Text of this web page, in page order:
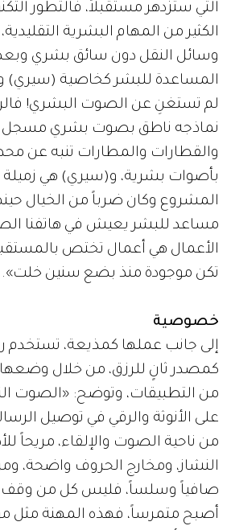
التي ستزدهر مستقبلاً، فالتطور
الكثير من المهام البشرية
وسائل النقل دون سائق بشري
المساعدة للبشر كخاصية (سيري)
لم تستغنِ عن الصوت البشري!
نماذجه ناطق بصوت بشري مسجل
والقطارات والمطارات تنبه عن
بأصوات بشرية، و(سيري) هي زميلة
المشروع وكان ضرباً من الخيال
مساعد للبشر يعيش في هاتفنا
الأعمال هي أعمال تختص
تكن موجودة منذ بضع سنين خلت».
خصوصية
إلى جانب عملها كمذيعة، تستخدم
كمصدر ثانٍ للرزق، من خلال
من التطبيقات، وتوضح: «الصوت
على الأنوثة والرقي في توصيل
من ناحية الصوت والإلقاء، مريحاً
النشاز، ومخارج الحروف واضحة،
صافياً وسلساً، فليس كل من
أصبح متمرساً، فهذه المهنة مثل